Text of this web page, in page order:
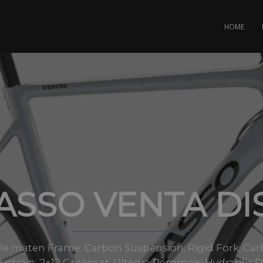
HOME
VENTA
maten Frame: Carbon Suspension: Rigid Fork: